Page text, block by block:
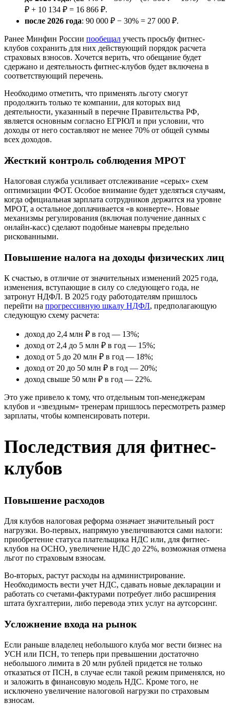
₽ + 10 134 ₽ = 16 866 ₽.
после 2026 года: 90 000 ₽ − 30% = 27 000 ₽.
Ранее Минфин России пообещал учесть просьбу фитнес-
клубов сохранить для них действующий порядок расчета
страховых взносов. Хочется верить, что обещание будет
сдержано и деятельность фитнес-клубов будет включена в
соответствующий перечень.
Необходимо отметить, что применять льготу смогут
продолжить только те компании, для которых вид
деятельности, указанный в перечне Правительства РФ,
является основным согласно ЕГРЮЛ и при условии, что
доходы от него составляют не менее 70% от общей суммы
всех доходов.
Жесткий контроль соблюдения МРОТ
Налоговая служба усиливает отслеживание «серых» схем
оптимизации ФОТ. Особое внимание будет уделяться случаям,
когда официальная зарплата сотрудников держится на уровне
МРОТ, а остальное доплачивается «в конверте». Новые
механизмы регулирования (включая получение данных с
онлайн-касс) сделают подобные маневры предельно
рискованными.
Повышение налога на доходы физических лиц
К счастью, в отличие от значительных изменений 2025 года,
изменения, вступающие в силу со следующего года, не
затронут НДФЛ. В 2025 году работодателям пришлось
перейти на прогрессивную шкалу НДФЛ, предполагающую
следующую схему расчета:
доход до 2,4 млн ₽ в год — 13%;
доход от 2,4 до 5 млн ₽ в год — 15%;
доход от 5 до 20 млн ₽ в год — 18%;
доход от 20 до 50 млн ₽ в год — 20%;
доход свыше 50 млн ₽ в год — 22%.
Это уже привело к тому, что отдельным топ-менеджерам
клубов и «звездным» тренерам пришлось пересмотреть размер
зарплаты, чтобы компенсировать потери.
Последствия для фитнес-
клубов
Повышение расходов
Для клубов налоговая реформа означает значительный рост
нагрузки. Во-первых, напрямую увеличиваются сами налоги:
приобретение статуса плательщика НДС или, для фитнес-
клубов на ОСНО, увеличение НДС до 22%, возможная отмена
льгот по страховым взносам.
Во-вторых, растут расходы на администрирование.
Необходимость вести учет НДС, сдавать новые декларации и
работать со счетами-фактурами потребует либо расширения
штата бухгалтерии, либо перевода этих услуг на аутсорсинг.
Усложнение входа на рынок
Если раньше владелец небольшого клуба мог вести бизнес на
УСН или ПСН, то теперь при превышении достаточно
небольшого лимита в 20 млн рублей придется не только
отказаться от ПСН, в случае если такой режим применялся, но
и заложить в финансовую модель НДС. Кроме того, не
исключено увеличение налоговой нагрузки по страховым
взносам.